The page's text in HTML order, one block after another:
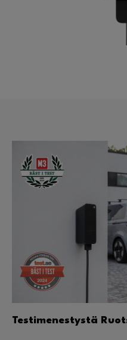
Testimenestystä